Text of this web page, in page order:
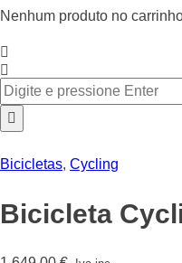
Nenhum produto no
Bicicletas, Cycling
Bicicleta